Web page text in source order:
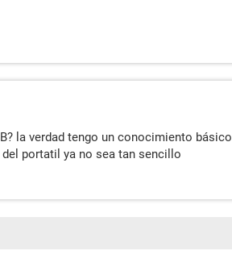
la verdad tengo un conocimiento básico
portatil ya no sea tan sencillo